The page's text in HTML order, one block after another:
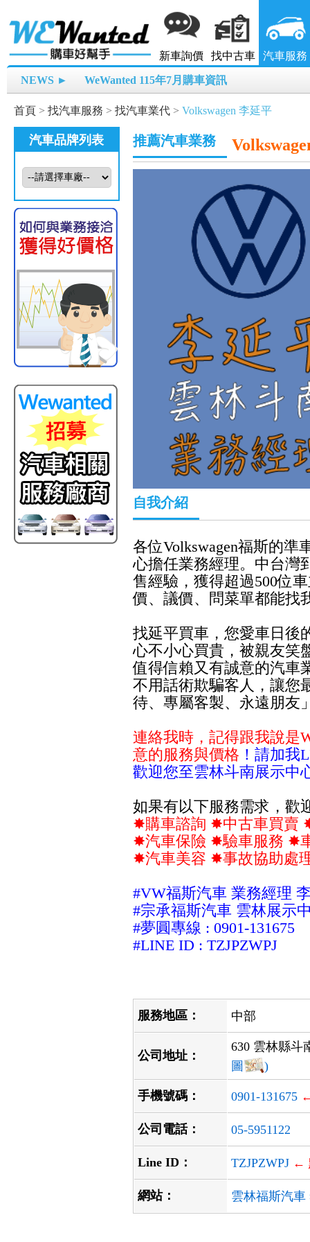
新車詢價 找中古車 汽車服務
NEWS ► WeWanted 115年7月購車資訊
首頁 > 找汽車服務 > 找汽車業代 > Volkswagen 李延平
汽車品牌列表 推薦汽車業務
自我介紹
各位Volkswagen福斯的
心擔任業務經理。中台灣
售經驗，獲得超過500位
價、議價、問菜單都能找
找延平買車，您愛車日後
心不小心買貴，被親友笑
值得信賴又有誠意的汽車
不用話術欺騙客人，讓您
待、專屬客製、永遠朋友
連絡我時，記得跟我說是
意的服務與價格 ！請加我
歡迎您至雲林斗南展示中
如果有以下服務需求，歡
✸購車諮詢 ✸中古車買賣
✸汽車保險 ✸驗車服務 ✸
✸汽車美容 ✸事故協助處
#VW福斯汽車 業務經理
#宗承福斯汽車 雲林展示
#夢圓專線 : 0901-131675
#LINE ID :TZJPZWPJ
服務地區： 中部
公司地址：
630 雲林縣斗
圖
)
手機號碼： 0901-131675
公司電話： 05-5951122
Line ID： TZJPZWPJ ←
網站： 雲林福斯汽車